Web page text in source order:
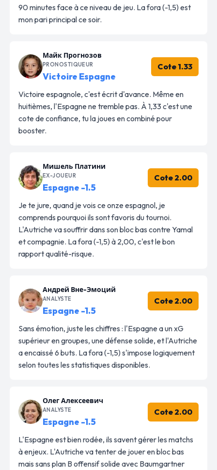
90 minutes face à ce niveau de jeu. La fora (-1,5) est
mon pari principal ce soir.
Майк Прогнозов
PRONOSTIQUEUR
Victoire Espagne
Cote 1.33
Victoire espagnole, c'est écrit d'avance. Même en
huitièmes, l'Espagne ne tremble pas. À 1,33 c'est une
cote de confiance, tu la joues en combiné pour
booster.
Мишель Платини
EX-JOUEUR
Espagne -1.5
Cote 2.00
Je te jure, quand je vois ce onze espagnol, je
comprends pourquoi ils sont favoris du tournoi.
L'Autriche va souffrir dans son bloc bas contre Yamal
et compagnie. La fora (-1,5) à 2,00, c'est le bon
rapport qualité-risque.
Андрей Вне-Эмоций
ANALYSTE
Espagne -1.5
Cote 2.00
Sans émotion, juste les chiffres : l'Espagne a un xG
supérieur en groupes, une défense solide, et l'Autriche
a encaissé 6 buts. La fora (-1,5) s'impose logiquement
selon toutes les statistiques disponibles.
Олег Алексеевич
ANALYSTE
Espagne -1.5
Cote 2.00
L'Espagne est bien rodée, ils savent gérer les matchs
à enjeux. L'Autriche va tenter de jouer en bloc bas
mais sans plan B offensif solide avec Baumgartner